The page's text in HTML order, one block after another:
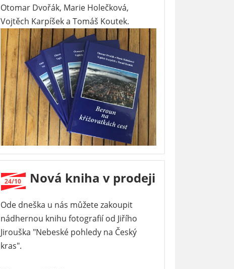
Otomar Dvořák, Marie Holečková,
Vojtěch Karpíšek a Tomáš Koutek.
24/10 Nová kniha v prodeji
Ode dneška u nás můžete zakoupit
nádhernou knihu fotografií od Jiřího
Jirouška "Nebeské pohledy na Český
kras".